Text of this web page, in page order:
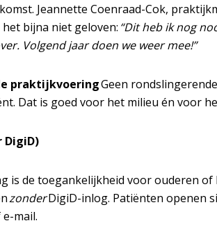
Jeannette Coenraad-Cok,
bijna niet geloven: “Dit heb ik nog
Volgend jaar doen we weer mee!”
praktijkvoeringGeen
Dat is goed voor het milieu én voor
DigiD)
is de toegankelijkheid voor ouderen of
zonderDigiD-inlog. Patiënten openen
mail.